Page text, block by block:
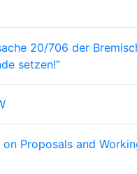
20/706 der
setzen!“
Proposals and